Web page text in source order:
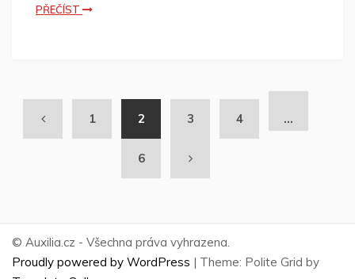
PŘEČÍST
1 2 3 4 …
6
© Auxilia.cz - Všechna práva vyhrazena.
Proudly powered by WordPress | Theme: Polite Grid by